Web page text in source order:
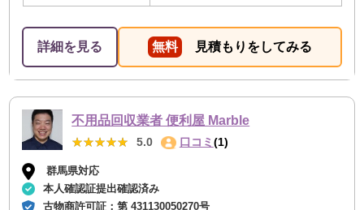
詳細を見る 無料 見積もりをしてみる
不用品回収業者 便利屋 Marble
★★★★★
★★★★★ 5.0 口コミ (1)
群馬県対応
本人確認証提出確認済み
古物商許可証：第 431130050270号